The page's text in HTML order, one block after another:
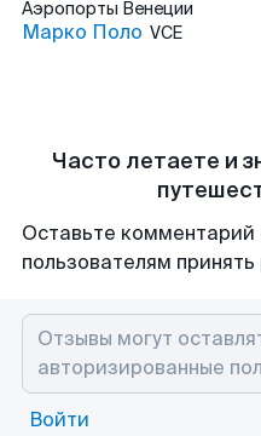
Аэропорты Венеции
Марко Поло VCE
Часто летаете и
Оставьте
пользователям
Войти